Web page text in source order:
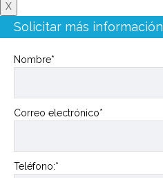
X
Solicitar más información
Nombre*
Correo electrónico*
Teléfono:*